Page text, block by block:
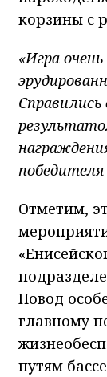
корзины с
«Игра
Отметим,
Повод
главному
путям